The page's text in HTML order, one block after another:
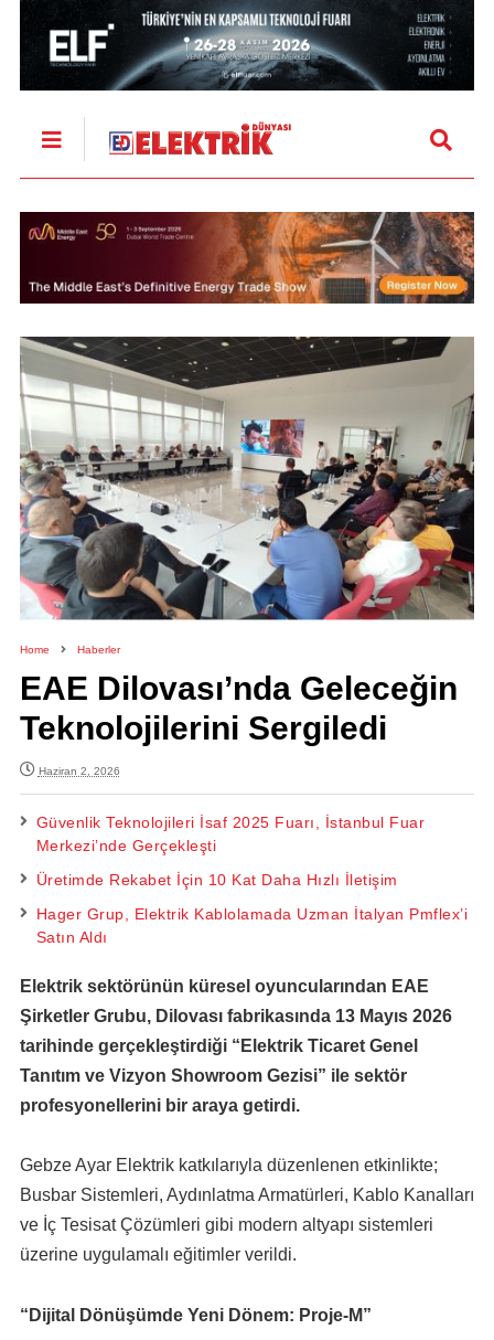
Home Haberler
EAE Dilovası’nda Geleceğin
Teknolojilerini Sergiledi
Haziran 2, 2026
Güvenlik Teknolojileri İsaf 2025 Fuarı, İstanbul Fuar
Merkezi’nde Gerçekleşti
Üretimde Rekabet İçin 10 Kat Daha Hızlı İletişim
Hager Grup, Elektrik Kablolamada Uzman İtalyan Pmflex’i
Satın Aldı
Elektrik sektörünün küresel oyuncularından EAE
Şirketler Grubu, Dilovası fabrikasında 13 Mayıs 2026
tarihinde gerçekleştirdiği “Elektrik Ticaret Genel
Tanıtım ve Vizyon Showroom Gezisi” ile sektör
profesyonellerini bir araya getirdi.
Gebze Ayar Elektrik katkılarıyla düzenlenen etkinlikte;
Busbar Sistemleri, Aydınlatma Armatürleri, Kablo Kanalları
ve İç Tesisat Çözümleri gibi modern altyapı sistemleri
üzerine uygulamalı eğitimler verildi.
“Dijital Dönüşümde Yeni Dönem: Proje-M”